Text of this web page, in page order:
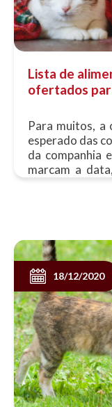
Lista de
ofertados
Para muitos, a
esperado das
da companhia
marcam a
18/12/2020